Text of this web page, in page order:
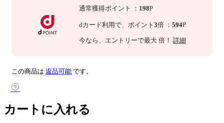
通常獲得ポイント ： 198P
dカード利用で、 ポイント 3倍 ： 594P
今なら 、エントリーで最大 倍！ 詳細
この商品は 返品可能 です。
カートに入れる